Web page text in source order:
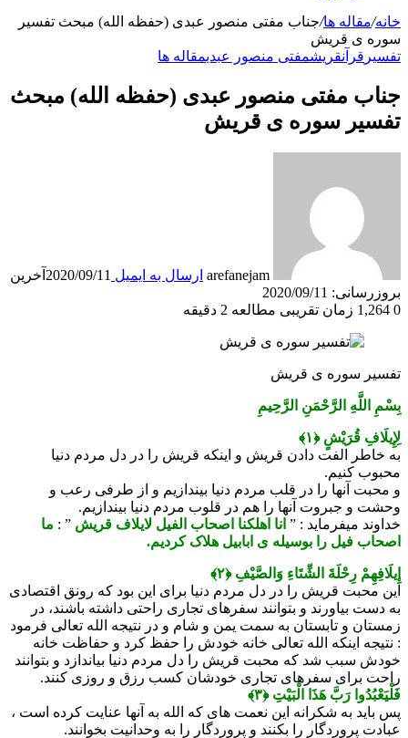
خانه/مقاله ها/جناب مفتی منصور عبدی (حفظه الله) مبحث تفسیر
سوره ی قریش
تفسیر قرآنقریشمفتی منصور عبدیمقاله ها
جناب مفتی منصور عبدی (حفظه الله) مبحث
تفسیر سوره ی قریش
arefanejam ارسال به ایمیل 2020/09/11 آخرین
بروزرسانی: 2020/09/11
0
زمان تقریبی مطالعه 2 دقیقه
تفسیر سوره ی قریش
بِسْمِ اللَّهِ الرَّحْمَنِ الرَّحِيمِ
لِإِيلَافِ قُرَيْشٍ ﴿۱﴾
به خاطر الفت دادن قریش و اینکه قریش را در دل مردم دنیا
محبوب کنیم.
و محبت آنها را در قلب مردم دنیا بیندازیم و از طرفی رعب و
وحشت و جبروت آنها را هم در قلوب مردم دنیا بیندازیم.
خداوند میفرماید : ” انا اهلکنا اصحاب الفیل لایلاف قریش ” : ما
اصحاب فیل را بوسیله ی ابابیل هلاک کردیم.
إِيلَافِهِمْ رِحْلَةَ الشِّتَاءِ وَالصَّيْفِ ﴿۲﴾
این محبت قریش را در دل مردم دنیا برای این بود که رونق اقتصادی
به دست بیاورند و بتوانند سفرهای تجاری راحتی داشته باشند، در
زمستان و تابستان به سمت یمن و شام و در نتیجه الله تعالی فرمود
: نتیجه اینکه الله تعالی خانه خودش را حفظ کرد و حفاظت خانه
خودش سبب شد که محبت قریش را دل مردم دنیا بیاندازد و بتوانند
راحت برای سفرهای تجاری خودشان کسب رزق و روزی کنند.
فَلْيَعْبُدُوا رَبَّ هَذَا الْبَيْتِ ﴿۳﴾
پس باید به شکرانه این نعمت های که الله به آنها عنایت کرده است ،
عبادت پروردگار را بکنند و پروردگار را به وحدانیت بخوانند.